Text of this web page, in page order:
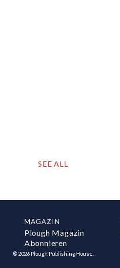
SEE ALL
MAGAZIN
Plough Magazin
Abonnieren
© 2026 Plough Publishing House.